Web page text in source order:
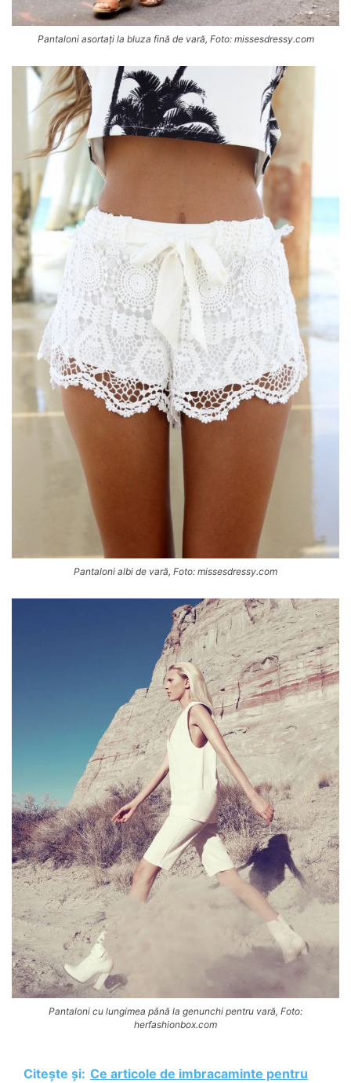
Pantaloni asortați la bluza fină de vară, Foto: missesdressy.com
Pantaloni albi de vară, Foto: missesdressy.com
Pantaloni cu lungimea până la genunchi pentru vară, Foto:
herfashionbox.com
Citește și: Ce articole de imbracaminte pentru